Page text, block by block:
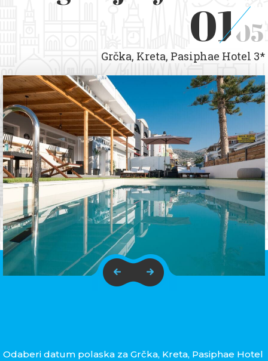
0105
Grčka, Kreta, Pasiphae Hotel 3*
Odaberi datum polaska za Grčka, Kreta, Pasiphae Hotel